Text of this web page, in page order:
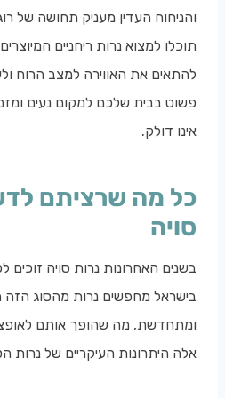
והניחוח העדין מעניק תחושה של
תוכלו למצוא נרות ריחניים
להתאים את האווירה למצב הרוח
פשוט בבית שלכם למקום נעים
אינו דולק.
כל מה שרציתם
סויה
בשנים האחרונות נרות סויה זוכים
בישראל מחפשים נרות מהסוג הזה
ומתחדשת, מה שהופך אותם
אלה היתרונות העיקריים של נרות